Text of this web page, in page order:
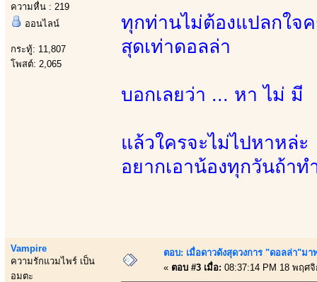
ความหื่น : 219
ออนไลน์
กระทู้: 11,807
โพสต์: 2,065
ทุกท่านไม่ต้องแปลกใจ
สุดเท่าดอลล่า
บอกเลยว่า ... หา ไม่ มี
แล้วใครจะไม่ไปหาหล่
อยากเอาน้องทุกวันถ้าท
Vampire
ความรักแวมไพร์ เป็น
อมตะ
ตอบ: เมื่อดาวดังสุดวงการ "ดอลล่า"มา
« ตอบ #3 เมื่อ: 08:37:14 PM 18 พฤศ